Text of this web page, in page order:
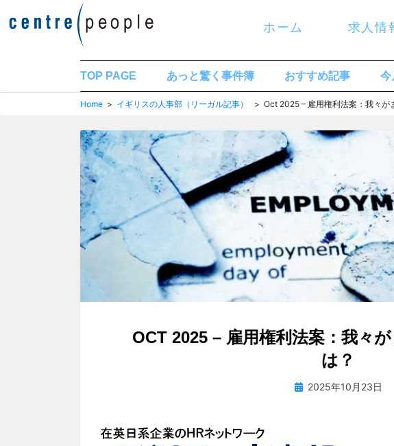
ン
ホーム 求人情
TOP PAGE あっと驚く事件簿 おすすめ記事 今
Home > イギリスの人事部（リーガル記事） > Oct 2025 – 雇用権利法案：我々が
OCT 2025 – 雇用権利法案：我々
は？
投稿者tsuchiya
投 2025年10月23日